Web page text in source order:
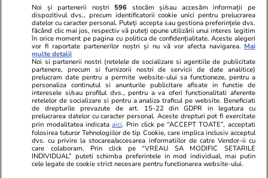
Inteligența artificială va
remodela economia mondială și
politica monetară
24 iul.
România fricii: Cum am ajuns să
trăim din spaimă în spaimă
Noi și partenerii noștri 596 stocăm și/sau accesăm informații pe
dispozitivul dvs., precum identificatorii cookie unici pentru prelucrarea
datelor cu caracter personal. Puteți accepta sau gestiona preferințele dvs.
făcând clic mai jos, respectiv vă puteți opune utilizării unui interes legitim
în orice moment pe pagina cu politica de confidențialitate. Aceste alegeri
vor fi raportate partenerilor noștri și nu vă vor afecta navigarea. Mai
multe detalii
Noi si partenerii nostri (retelele de socializare si agentiile de publicitate
partenere, precum si furnizorii nostri de servicii de date analitice)
prelucram date pentru a permite website-ului sa functioneze, pentru a
personaliza continutul si anunturile publicitare afisate in functie de
interesele si/sau profilul dvs., pentru a va oferi functionalitati aferente
retelelor de socializare si pentru a analiza traficul pe website. Beneficiati
de drepturile prevazute de art. 15-22 din GDPR in legatura cu
prelucrarea datelor cu caracter personal. Aceste drepturi pot fi exercitate
prin modalitatea indicataaici. Prin click pe “ACCEPT TOATE”, acceptati
folosirea tuturor Tehnologiilor de tip Cookie, care implica inclusiv acceptul
dvs. cu privire la stocarea/accesarea informatiilor de catre Vendor-ii cu
care colaboram. Prin click pe “VREAU SA MODIFIC SETARILE
INDIVIDUAL” puteti schimba preferintele in mod individual, mai putin
cele legate de cookie strict necesare pentru functionarea website-ului.